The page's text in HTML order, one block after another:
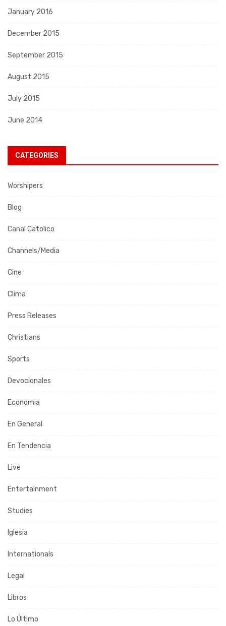
January 2016
December 2015
September 2015
August 2015
July 2015
June 2014
CATEGORIES
Worshipers
Blog
Canal Catolico
Channels/Media
Cine
Clima
Press Releases
Christians
Sports
Devocionales
Economia
En General
En Tendencia
Live
Entertainment
Studies
Iglesia
Internationals
Legal
Libros
Lo Último